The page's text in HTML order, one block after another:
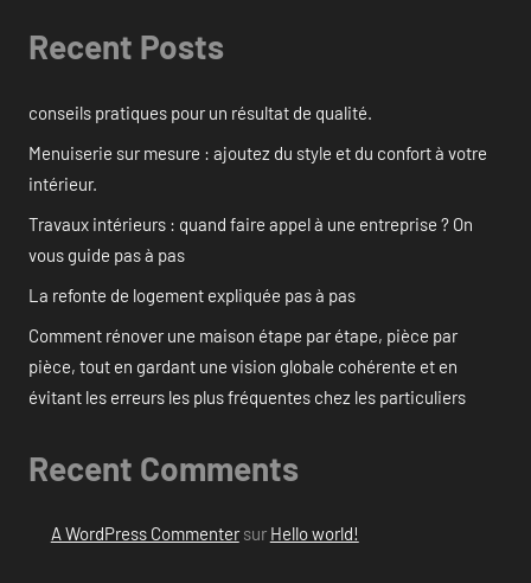
Recent Posts
conseils pratiques pour un résultat de qualité.
Menuiserie sur mesure : ajoutez du style et du confort à votre
intérieur.
Travaux intérieurs : quand faire appel à une entreprise ? On
vous guide pas à pas
La refonte de logement expliquée pas à pas
Comment rénover une maison étape par étape, pièce par
pièce, tout en gardant une vision globale cohérente et en
évitant les erreurs les plus fréquentes chez les particuliers
Recent Comments
A WordPress Commentersur Hello world!